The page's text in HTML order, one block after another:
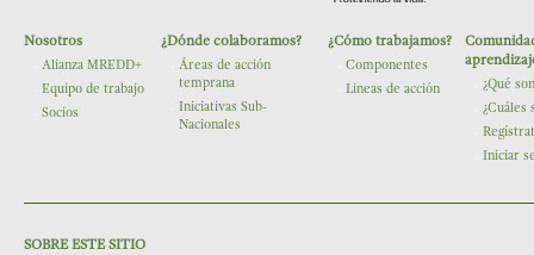
The Nature Conservancy
Nosotros
Alianza MREDD+
Equipo de trabajo
Socios
¿Dónde colaboramos?
Áreas de acción
temprana
Iniciativas Sub-
Nacionales
¿Cómo trabajamos?
Componentes
Lineas de acción
¿Qué
¿Cuáles
Iniciar
SOBRE ESTE SITIO